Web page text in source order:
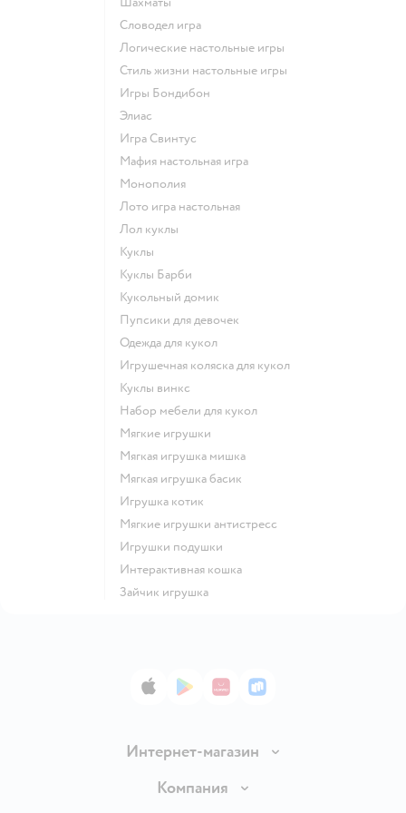
Словодел игра
Логические настольные игры
Стиль жизни настольные игры
Игры Бондибон
Элиас
Игра Свинтус
Мафия настольная игра
Монополия
Лото игра настольная
Лол куклы
Куклы
Куклы Барби
Кукольный домик
Пупсики для девочек
Одежда для кукол
Игрушечная коляска для кукол
Куклы винкс
Набор мебели для кукол
Мягкие игрушки
Мягкая игрушка мишка
Мягкая игрушка басик
Игрушка котик
Мягкие игрушки антистресс
Игрушки подушки
Интерактивная кошка
Зайчик игрушка
App StoreGoogle Play
AppGallery
RuStore
Интернет-магазин
Доставка и оплата
Компания